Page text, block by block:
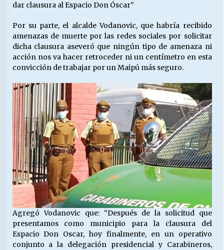
dar clausura al Espacio Don Óscar”
Por su parte, el alcalde Vodanovic, que habría recibido
amenazas de muerte por las redes sociales por solicitar
dicha clausura aseveró que ningún tipo de amenaza ni
acción nos va hacer retroceder ni un centímetro en esta
convicción de trabajar por un Maipú más seguro.
Agregó Vodanovic que: “Después de la solicitud que
presentamos como municipio para la clausura del
Espacio Don Oscar, hoy finalmente, en un operativo
conjunto a la delegación presidencial y Carabineros,